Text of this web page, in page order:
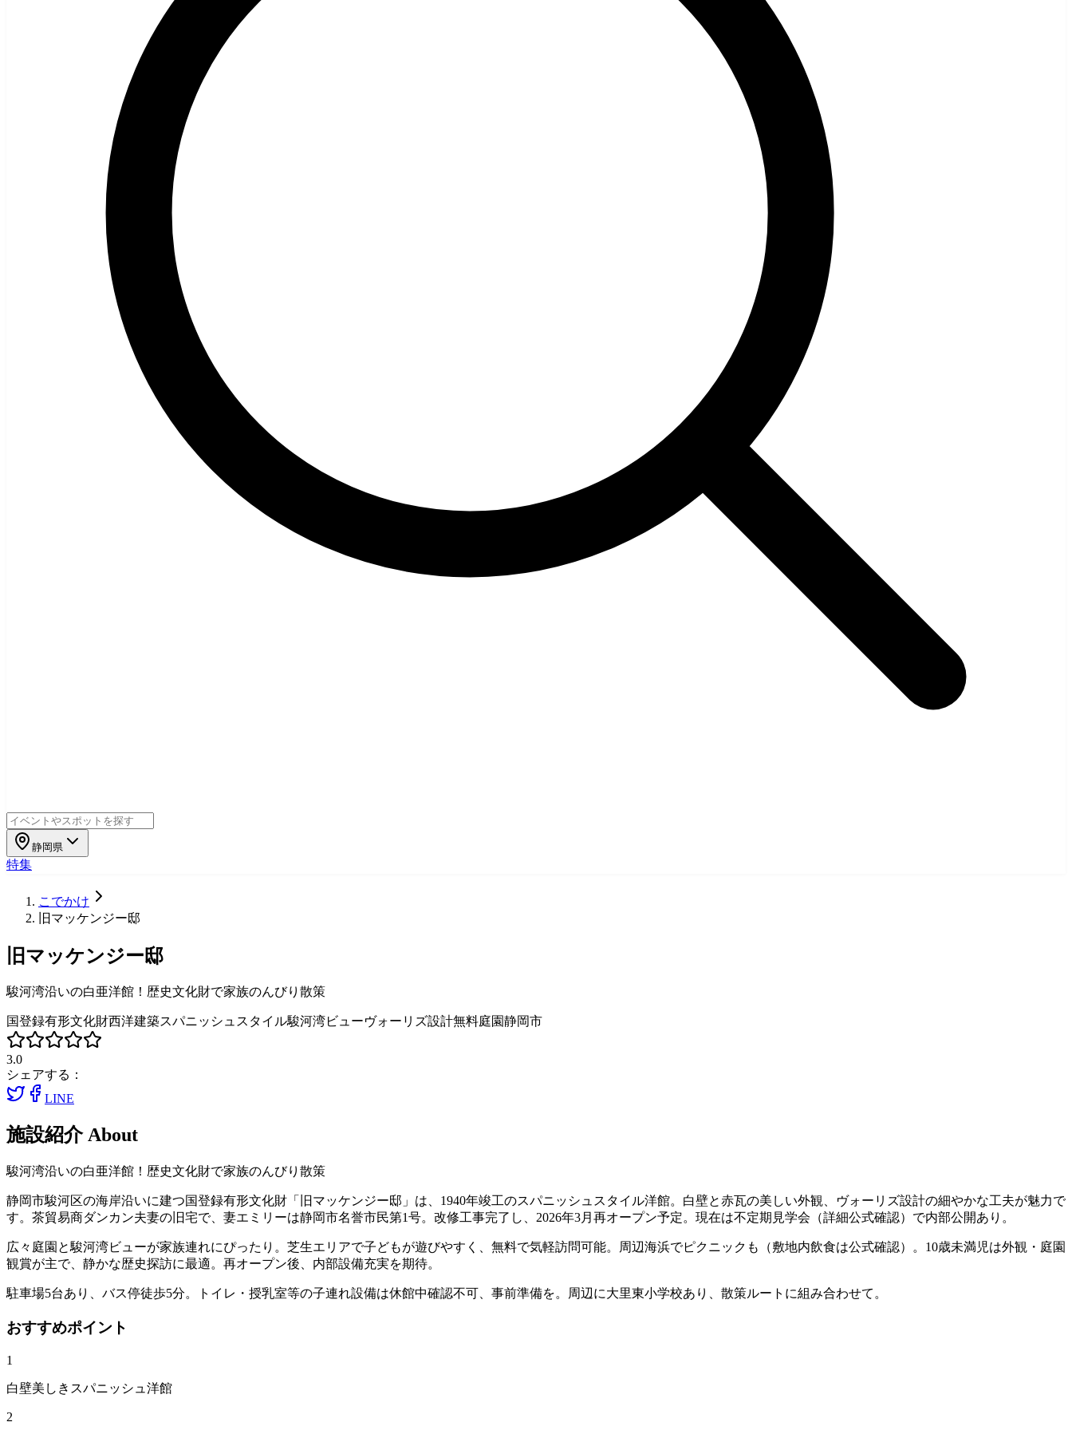
静岡県
特集
こでかけ
旧マッケンジー邸
旧マッケンジー邸
駿河湾沿いの白亜洋館！歴史文化財で家族のんびり散策
国登録有形文化財西洋建築スパニッシュスタイル駿河湾ビューヴォーリズ設計無料庭園静岡市
3.0
シェアする：
LINE
施設紹介 About
駿河湾沿いの白亜洋館！歴史文化財で家族のんびり散策
静岡市駿河区の海岸沿いに建つ国登録有形文化財「旧マッケンジー邸」は、1940年竣工のスパニッシュスタイル洋館。白壁と赤瓦の美しい外観、ヴォーリズ設計の細やかな工夫が魅力で
す。茶貿易商ダンカン夫妻の旧宅で、妻エミリーは静岡市名誉市民第1号。改修工事完了し、2026年3月再オープン予定。現在は不定期見学会（詳細公式確認）で内部公開あり。
広々庭園と駿河湾ビューが家族連れにぴったり。芝生エリアで子どもが遊びやすく、無料で気軽訪問可能。周辺海浜でピクニックも（敷地内飲食は公式確認）。10歳未満児は外観・庭園
観賞が主で、静かな歴史探訪に最適。再オープン後、内部設備充実を期待。
駐車場5台あり、バス停徒歩5分。トイレ・授乳室等の子連れ設備は休館中確認不可、事前準備を。周辺に大里東小学校あり、散策ルートに組み合わせて。
おすすめポイント
1
白壁美しきスパニッシュ洋館
2